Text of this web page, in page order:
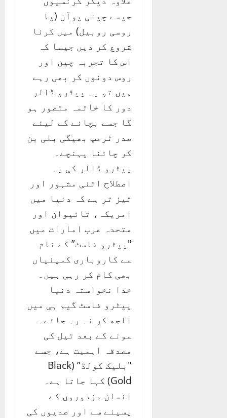
جیسے چینی یوآن (یا
روسی روبیل) میں کرنا
شروع کر دیں جیسا کہ
اس کا تجربہ چین اور
روس دونوں کر بھی رہے
ہیں تو یہ پیٹرو ڈالر
دور کا خاتمہ متصور ہو
گا جسے بچانے کے لیئے
صدر ٹرمپ بھیگی بلی بن
کر چائنا پہنچے۔
پیٹرو ڈالر کی یہ
اصطلاح اتنی مشہور اور
تیز تر ہے کہ دنیا میں
امریکہ، تائیوان اور
متحدہ عرب امارات میں
"پیٹرو فاسٹ” کے نام
سے کاروباری کمپنیاں
بھی کام کر رہی ہیں۔
خدا نخواستہ دنیا
پیٹرو فاسٹ گیم ہی میں
الجھ کر نہ رہ جائے۔
سونے کے بعد تیل کی
مصدقہ اہمیت ہے، جسے
"بلیک گولڈ” (Black
Gold) کہا جاتا ہے۔
انسان مزدوروں کے
پسینے سے اور صدیوں کی